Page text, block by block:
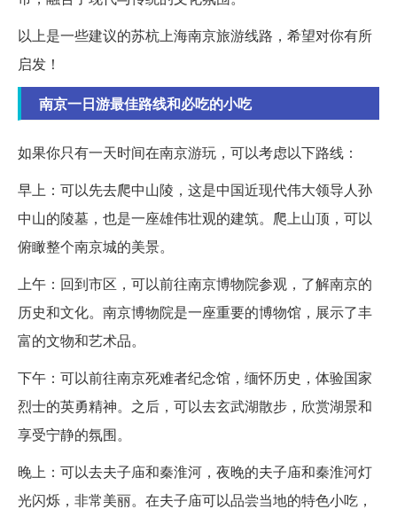
以上是一些建议的苏杭上海南京旅游线路，希望对你有所
启发！
南京一日游最佳路线和必吃的小吃
如果你只有一天时间在南京游玩，可以考虑以下路线：
早上：可以先去爬中山陵，这是中国近现代伟大领导人孙
中山的陵墓，也是一座雄伟壮观的建筑。爬上山顶，可以
俯瞰整个南京城的美景。
上午：回到市区，可以前往南京博物院参观，了解南京的
历史和文化。南京博物院是一座重要的博物馆，展示了丰
富的文物和艺术品。
下午：可以前往南京死难者纪念馆，缅怀历史，体验国家
烈士的英勇精神。之后，可以去玄武湖散步，欣赏湖景和
享受宁静的氛围。
晚上：可以去夫子庙和秦淮河，夜晚的夫子庙和秦淮河灯
光闪烁，非常美丽。在夫子庙可以品尝当地的特色小吃，